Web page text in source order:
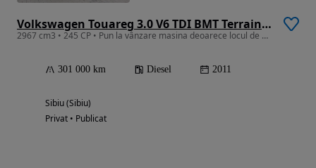
Volkswagen Touareg 3.0 V6 TDI BMT Terrain Tech
2967 cm3 • 245 CP • Pun la vânzare masina deoarece locul de muncă s-a schimbat
301 000 km Diesel 2011
Sibiu (Sibiu)
Privat • Publicat